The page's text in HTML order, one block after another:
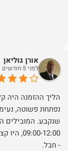
אורן גוליאן
לפני 5 חודשים
הליך ההזמנה היה
נפתחת פשוטה,
09:00-
- חבל.